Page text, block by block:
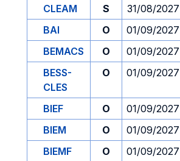
CLEAM
S 31/08/2027
BAI
O 01/09/2027
BEMACS
O 01/09/2027
BESS-
CLES
O 01/09/2027
BIEF O 01/09/2027
BIEM
O 01/09/2027
BIEMF
O 01/09/2027